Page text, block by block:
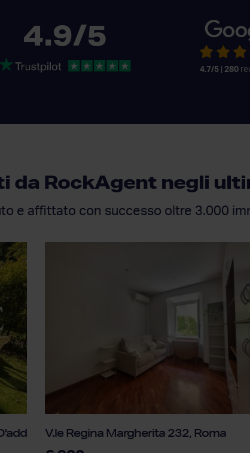
4.9/5
4.7/5 280
da RockAgent negli
e affittato con successo oltre 3.000
V.le Regina Margherita 232, Roma